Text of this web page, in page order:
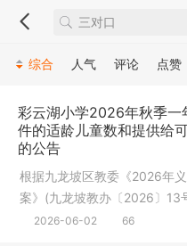
综合 人气 评论 点赞
彩云湖小学2026年秋季一
件的适龄儿童数和提供给
的公告
根据九龙坡区教委《2026年
案》(九龙坡教办〔2026〕13
日完成了划
2026-06-02 66